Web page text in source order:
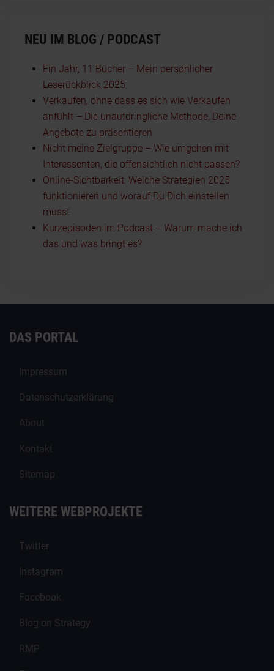
NEU IM BLOG / PODCAST
Ein Jahr, 11 Bücher – Mein persönlicher
Leserückblick 2025
Verkaufen, ohne dass es sich wie Verkaufen
anfühlt – Die unaufdringliche Methode, Deine
Angebote zu präsentieren
Nicht meine Zielgruppe – Wie umgehen mit
Interessenten, die offensichtlich nicht passen?
Online-Sichtbarkeit: Welche Strategien 2025
funktionieren und worauf Du Dich einstellen
musst
Kurzepisoden im Podcast – Warum mache ich
das und was bringt es?
DAS PORTAL
Impressum
Datenschutzerklärung
About
Kontakt
Sitemap
WEITERE WEBPROJEKTE
Twitter
Instagram
Facebook
Blog on Strategy
RMP